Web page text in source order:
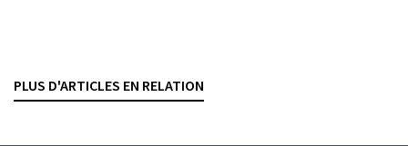
PLUS D'ARTICLES EN RELATION